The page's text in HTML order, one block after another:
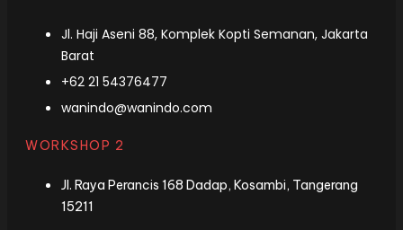
Jl. Haji Aseni 88, Komplek Kopti Semanan, Jakarta
Barat
+62 21 54376477
wanindo@wanindo.com
WORKSHOP 2
Jl. Raya Perancis 168 Dadap, Kosambi, Tangerang
15211